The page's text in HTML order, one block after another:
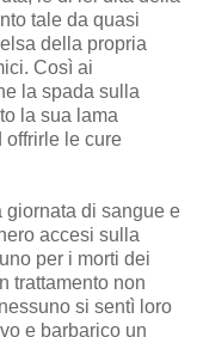
tale da quasi
della propria
Così ai
la spada sulla
la sua lama
offrirle le cure
giornata di sangue e
accesi sulla
per i morti dei
trattamento non
si sentì loro
e barbarico un